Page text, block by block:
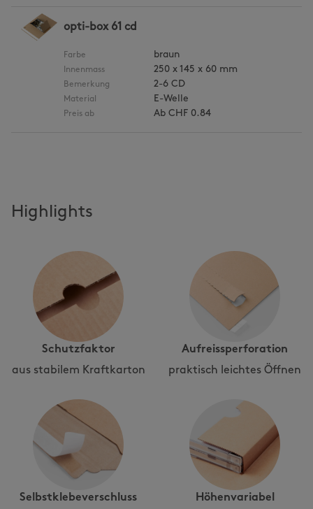
opti-box 61 cd
Farbe braun
Innenmass 250 x 145 x 60 mm
Bemerkung 2-6 CD
Material E-Welle
Preis ab Ab CHF 0.84
Highlights
Schutzfaktor
aus stabilem Kraftkarton
Aufreissperforation
praktisch leichtes Öffnen
Selbstklebeverschluss
Höhenvariabel